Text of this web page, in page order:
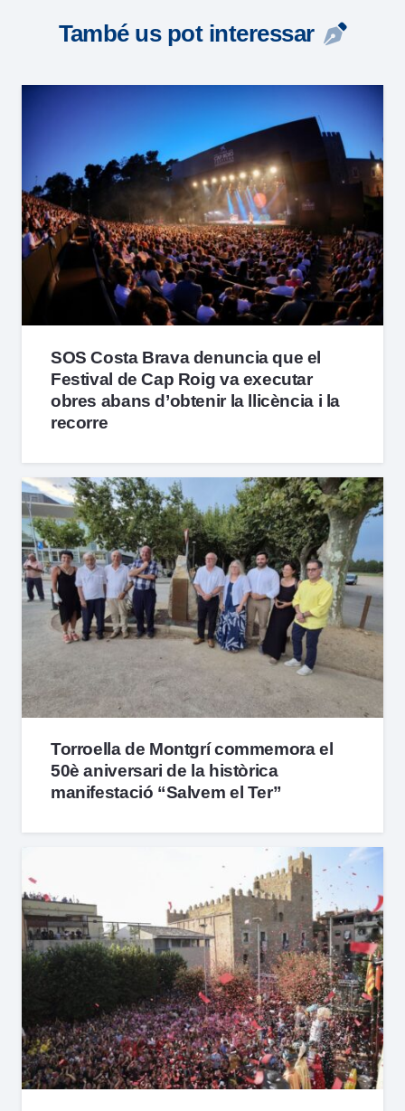
També us pot interessar
SOS Costa Brava denuncia que el
Festival de Cap Roig va executar
obres abans d’obtenir la llicència i la
recorre
Torroella de Montgrí commemora el
50è aniversari de la històrica
manifestació “Salvem el Ter”